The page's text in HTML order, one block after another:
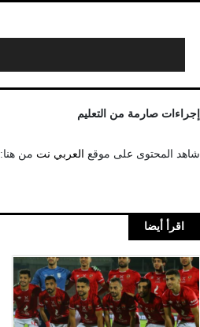
إجراءات صارمة من التعليم
شاهد المحتوى على موقع العربي نت من هنا:
اقرأ أيضا